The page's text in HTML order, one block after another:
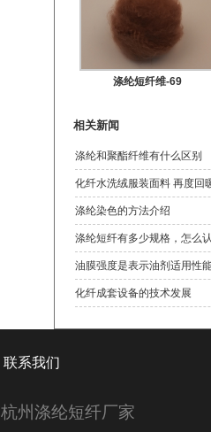
涤纶短纤维-69
相关新闻
涤纶和聚酯纤维有什么区别
化纤水洗绒服装面料 再度回
涤纶染色的方法介绍
涤纶短纤有多少规格，怎么
油膜强度是表示油剂适用性
化纤成套设备的技术发展
联系我们
杭州涤纶短纤厂家